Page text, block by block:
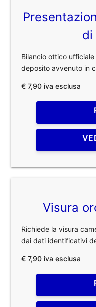
di
Bilancio ottico
deposito avvenuto in
€ 7,90 iva esclusa
Visura
Richiede la visura
dai dati identificativi
€ 7,90 iva esclusa